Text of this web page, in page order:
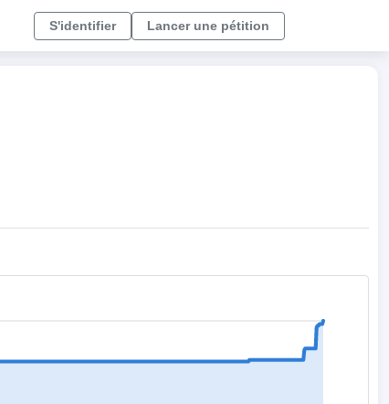
S'identifier Lancer une pétition